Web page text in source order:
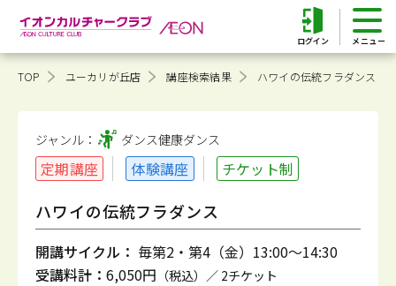
ログイン
TOP ユーカリが丘店 講座検索結果 ハワイの伝統フラダンス
ジャンル： ダンス健康ダンス
定期講座 体験講座 チケット制
ハワイの伝統フラダンス
開講サイクル： 毎第2・第4（金）13:00～14:30
受講料計： 6,050円 （税込）／ 2チケット